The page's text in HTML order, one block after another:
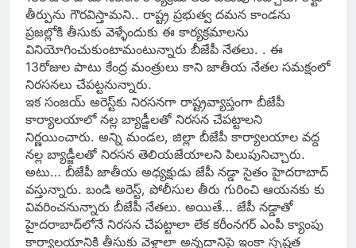
తీర్పును గౌర‌విస్తామ‌ని.. రాష్ట్ర ప్రభుత్వ ద‌మ‌న కాండ‌ను
ప్రజ‌ల్లోకి తీసుకు వెళ్ళేందుకు ఈ కార్యక్రమాల‌ను
వినియోగించుకుంటామంటున్నారు బీజేపీ నేతలు. . ఈ
13రోజుల పాటు కేంద్ర మంత్రులు కాని జాతీయ నేతల స‌మ‌క్షంలో
నిర‌స‌నలు చేపట్టనున్నారు.
ఇక సంజయ్‌ అరెస్ట్‌కు నిరసనగా రాష్ట్రవ్యాప్తంగా బీజేపీ
కార్యాల‌యాలో న‌ల్ల బ్యాడ్జీలతో నిరసన చేప‌ట్టాల‌ని
నిర్ణయించారు. అన్ని మండ‌ల‌, జిల్లా బీజేపీ కార్యాలయాల వ‌ద్ద
న‌ల్ల బ్యాడ్జీల‌తో నిర‌స‌న తెలియ‌జేయాల‌ని పిలుపునిచ్చారు.
అటు… బీజేపీ జాతీయ అధ్యక్షుడు జేపీ న‌డ్డా సైతం హైద‌రాబాద్
వస్తున్నారు. బండి అరెస్ట్‌, పోలీసుల తీరు గురించి ఆయ‌న‌కు కు
వివరించనున్నారు బీజేపీ నేతలు. అయితే… జేపీ నడ్డాతో
హైద‌రాబాద్‌లోనే నిరసన చేపట్టాలా లేక క‌రీంన‌గ‌ర్ ఎంపీ క్యాంపు
కార్యాలయానికి తీసుకు వెళ్లాలా అన్నదానిపై ఇంకా స్పష్టత